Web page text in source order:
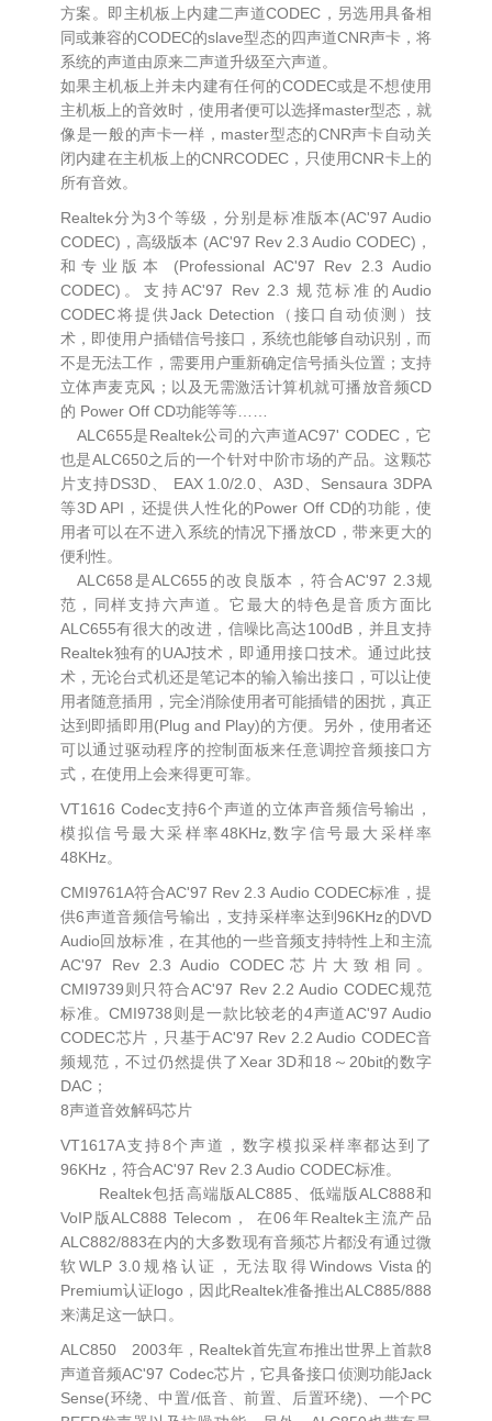
方案。即主机板上内建二声道CODEC，另选用具备相
同或兼容的CODEC的slave型态的四声道CNR声卡，将
系统的声道由原来二声道升级至六声道。
如果主机板上并未内建有任何的CODEC或是不想使用
主机板上的音效时，使用者便可以选择master型态，就
像是一般的声卡一样，master型态的CNR声卡自动关
闭内建在主机板上的CNRCODEC，只使用CNR卡上的
所有音效。
Realtek分为3个等级，分别是标准版本(AC'97 Audio
CODEC)，高级版本 (AC'97 Rev 2.3 Audio CODEC)，
和专业版本 (Professional AC'97 Rev 2.3 Audio
CODEC)。支持AC'97 Rev 2.3 规范标准的Audio
CODEC将提供Jack Detection（接口自动侦测）技
术，即使用户插错信号接口，系统也能够自动识别，而
不是无法工作，需要用户重新确定信号插头位置；支持
立体声麦克风；以及无需激活计算机就可播放音频CD
的 Power Off CD功能等等……
ALC655是Realtek公司的六声道AC97' CODEC，它
也是ALC650之后的一个针对中阶市场的产品。这颗芯
片支持DS3D、 EAX 1.0/2.0、A3D、Sensaura 3DPA
等3D API，还提供人性化的Power Off CD的功能，使
用者可以在不进入系统的情况下播放CD，带来更大的
便利性。
ALC658是ALC655的改良版本，符合AC'97 2.3规
范，同样支持六声道。它最大的特色是音质方面比
ALC655有很大的改进，信噪比高达100dB，并且支持
Realtek独有的UAJ技术，即通用接口技术。通过此技
术，无论台式机还是笔记本的输入输出接口，可以让使
用者随意插用，完全消除使用者可能插错的困扰，真正
达到即插即用(Plug and Play)的方便。另外，使用者还
可以通过驱动程序的控制面板来任意调控音频接口方
式，在使用上会来得更可靠。
VT1616 Codec支持6个声道的立体声音频信号输出，
模拟信号最大采样率48KHz,数字信号最大采样率
48KHz。
CMI9761A符合AC'97 Rev 2.3 Audio CODEC标准，提
供6声道音频信号输出，支持采样率达到96KHz的DVD
Audio回放标准，在其他的一些音频支持特性上和主流
AC'97 Rev 2.3 Audio CODEC芯片大致相同。
CMI9739则只符合AC'97 Rev 2.2 Audio CODEC规范
标准。CMI9738则是一款比较老的4声道AC'97 Audio
CODEC芯片，只基于AC'97 Rev 2.2 Audio CODEC音
频规范，不过仍然提供了Xear 3D和18～20bit的数字
DAC；
8声道音效解码芯片
VT1617A支持8个声道，数字模拟采样率都达到了
96KHz，符合AC'97 Rev 2.3 Audio CODEC标准。
Realtek包括高端版ALC885、低端版ALC888和
VoIP版ALC888 Telecom， 在06年Realtek主流产品
ALC882/883在内的大多数现有音频芯片都没有通过微
软WLP 3.0规格认证，无法取得Windows Vista的
Premium认证logo，因此Realtek准备推出ALC885/888
来满足这一缺口。
ALC850 2003年，Realtek首先宣布推出世界上首款8
声道音频AC'97 Codec芯片，它具备接口侦测功能Jack
Sense(环绕、中置/低音、前置、后置环绕)、一个PC